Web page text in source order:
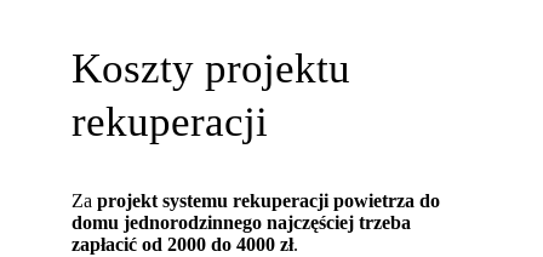
Koszty projektu
rekuperacji
Zaprojekt systemu rekuperacji powietrza do
domu jednorodzinnego najczęściej trzeba
zapłacić od 2000 do 4000 zł.